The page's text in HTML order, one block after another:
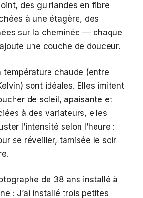
des guirlandes en fibre
à une étagère, des
sur la cheminée — chaque
une couche de douceur.
température chaude (entre
sont idéales. Elles imitent
de soleil, apaisante et
à des variateurs, elles
l’intensité selon l’heure :
se réveiller, tamisée le soir
de 38 ans installé à
: J’ai installé trois petites